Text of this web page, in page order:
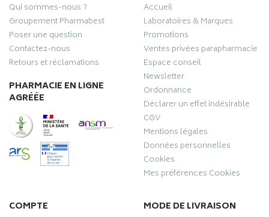
Qui sommes-nous ?
Groupement Pharmabest
Poser une question
Contactez-nous
Retours et réclamations
PHARMACIE EN LIGNE
AGRÉÉE
Accueil
Laboratoires & Marques
Promotions
Ventes privées parapharmacie
Espace conseil
Newsletter
Ordonnance
Déclarer un effet indésirable
CGV
Mentions légales
Données personnelles
Cookies
Mes préférences Cookies
COMPTE MODE DE LIVRAISON